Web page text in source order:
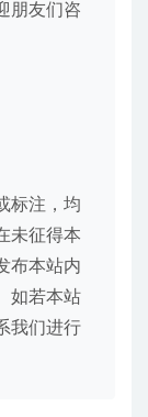
朋友们咨
标注，均
未征得本
布本站内
如若本站
我们进行